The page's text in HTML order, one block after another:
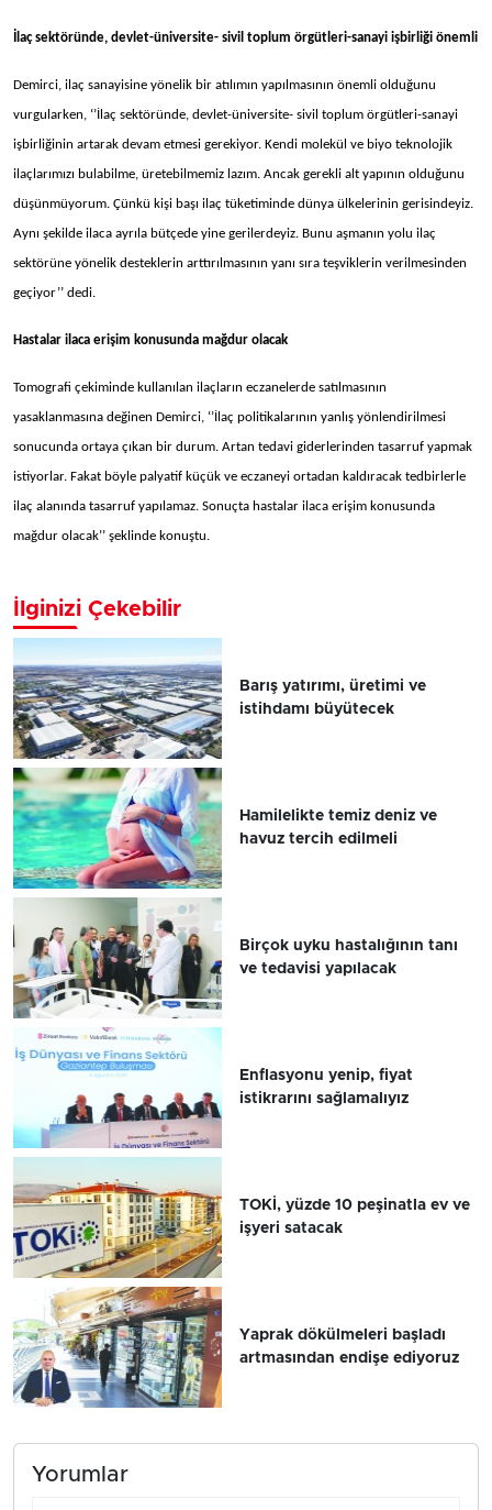
İlaç sektöründe, devlet-üniversite- sivil toplum örgütleri-sanayi işbirliği önemli
Demirci, ilaç sanayisine yönelik bir atılımın yapılmasının önemli olduğunu
vurgularken, ‘’İlaç sektöründe, devlet-üniversite- sivil toplum örgütleri-sanayi
işbirliğinin artarak devam etmesi gerekiyor. Kendi molekül ve biyo teknolojik
ilaçlarımızı bulabilme, üretebilmemiz lazım. Ancak gerekli alt yapının olduğunu
düşünmüyorum. Çünkü kişi başı ilaç tüketiminde dünya ülkelerinin gerisindeyiz.
Aynı şekilde ilaca ayrıla bütçede yine gerilerdeyiz. Bunu aşmanın yolu ilaç
sektörüne yönelik desteklerin arttırılmasının yanı sıra teşviklerin verilmesinden
geçiyor’’ dedi.
Hastalar ilaca erişim konusunda mağdur olacak
Tomografi çekiminde kullanılan ilaçların eczanelerde satılmasının
yasaklanmasına değinen Demirci, ‘’İlaç politikalarının yanlış yönlendirilmesi
sonucunda ortaya çıkan bir durum. Artan tedavi giderlerinden tasarruf yapmak
istiyorlar. Fakat böyle palyatif küçük ve eczaneyi ortadan kaldıracak tedbirlerle
ilaç alanında tasarruf yapılamaz. Sonuçta hastalar ilaca erişim konusunda
mağdur olacak’’ şeklinde konuştu.
İlginizi Çekebilir
Barış yatırımı, üretimi ve
istihdamı büyütecek
Hamilelikte temiz deniz ve
havuz tercih edilmeli
Birçok uyku hastalığının tanı
ve tedavisi yapılacak
Enflasyonu yenip, fiyat
istikrarını sağlamalıyız
TOKİ, yüzde 10 peşinatla ev ve
işyeri satacak
Yaprak dökülmeleri başladı
artmasından endişe ediyoruz
Yorumlar